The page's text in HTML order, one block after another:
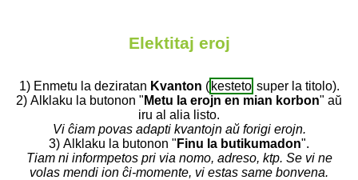
Elektitaj eroj
1) Enmetu la deziratan Kvanton ( kesteto super la titolo).
2) Alklaku la butonon " Metu la erojn en mian korbon" aŭ
iru al alia listo.
Vi ĉiam povas adapti kvantojn aŭ forigi erojn.
3) Alklaku la butonon " Finu la butikumadon".
Tiam ni informpetos pri via nomo, adreso, ktp. Se vi ne
volas mendi ion ĉi-momente, vi estas same bonvena.